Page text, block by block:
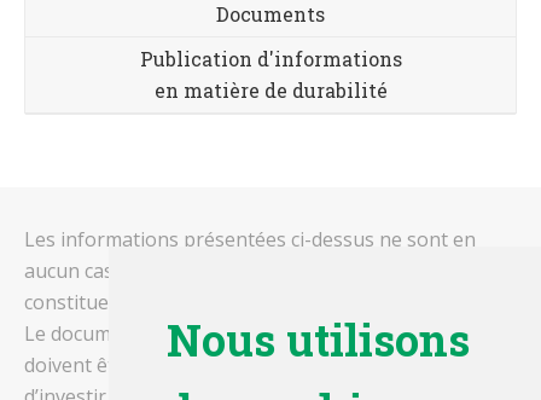
Nous utilisons
Documents
Publication d'informations
en matière de durabilité
Les informations présentées ci-dessus ne sont en
aucun cas relatives à votre situation personnelle et ne
constituent dès lors aucun conseil en investissement.
Le document d'informations clés et le prospectus
doivent être lus attentivement avant toute décision